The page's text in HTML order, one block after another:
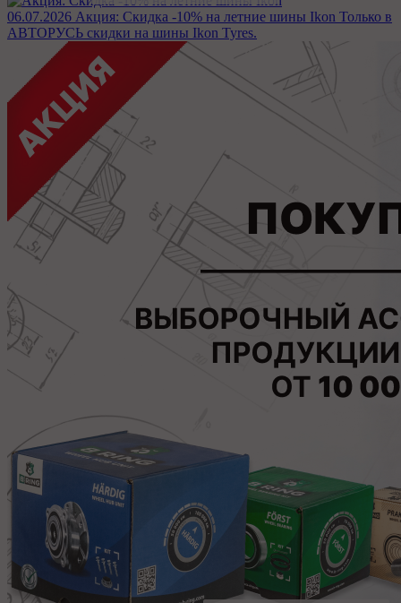
06.07.2026 Акция: Скидка -10% на летние шины Ikon Только в
АВТОРУСЬ скидки на шины Ikon Tyres.